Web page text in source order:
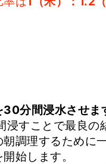
30分間浸水させま
浸すことで最良の
朝調理するために
始します。